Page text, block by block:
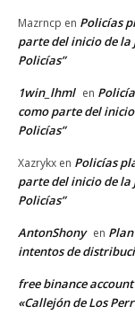
Mazrncp en Policías
parte del inicio de la
Policías”
1win_lhml en
como parte del
Policías”
Xazrykx en Policías
parte del inicio de la
Policías”
AntonShony en
intentos de
free binance account
«Callejón de Los